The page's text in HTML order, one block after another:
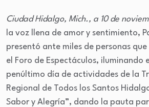
Ciudad Hidalgo, Mich., a 10 de
la voz llena de amor y sentimiento,
presentó ante miles de personas
el Foro de Espectáculos, iluminando
penúltimo día de actividades de la
Regional de Todos los Santos
Sabor y Alegría”, dando la pauta